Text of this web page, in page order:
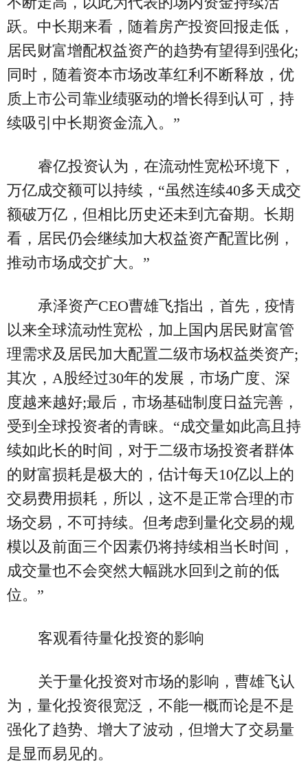
跃。中长期来看，随着房产投资回报走低，
居民财富增配权益资产的趋势有望得到强化;
同时，随着资本市场改革红利不断释放，优
质上市公司靠业绩驱动的增长得到认可，持
续吸引中长期资金流入。”
睿亿投资认为，在流动性宽松环境下，
万亿成交额可以持续，“虽然连续40多天成交
额破万亿，但相比历史还未到亢奋期。长期
看，居民仍会继续加大权益资产配置比例，
推动市场成交扩大。”
承泽资产CEO曹雄飞指出，首先，疫情
以来全球流动性宽松，加上国内居民财富管
理需求及居民加大配置二级市场权益类资产;
其次，A股经过30年的发展，市场广度、深
度越来越好;最后，市场基础制度日益完善，
受到全球投资者的青睐。“成交量如此高且持
续如此长的时间，对于二级市场投资者群体
的财富损耗是极大的，估计每天10亿以上的
交易费用损耗，所以，这不是正常合理的市
场交易，不可持续。但考虑到量化交易的规
模以及前面三个因素仍将持续相当长时间，
成交量也不会突然大幅跳水回到之前的低
位。”
客观看待量化投资的影响
关于量化投资对市场的影响，曹雄飞认
为，量化投资很宽泛，不能一概而论是不是
强化了趋势、增大了波动，但增大了交易量
是显而易见的。